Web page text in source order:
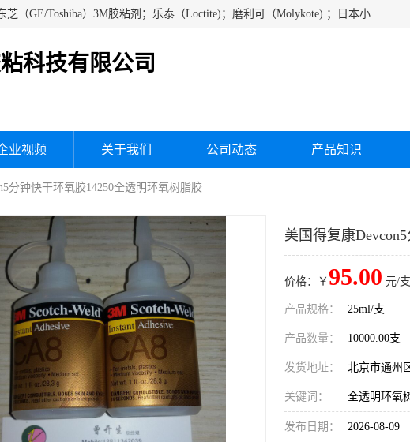
经销美国道康宁（DOW CORNING）硅胶；通用/东芝（GE/Toshiba）3M胶粘剂；乐泰（Loctite)；磨利可（Molykote) ；日本小西（KONISHI）硅胶；施敏打硬,硅胶；信越 产品；关东化成防潮披腹胶 ；三键；索尼；韩国Diabond，等各种电子电机电器进口硅胶产品、硅脂、硅油，经销美国道康宁（DOW CORNING）硅胶等
科技有限公司
业视频 关于我们 公司动态 产品知识
分钟快干环氧胶14250全透明环氧树脂胶
美国得复康
价格：￥ 95.00 元/
产品规格： 25ml/支
产品数量： 10000.00支
发货地址： 北京市通州
关键词： 全透明环氧
发布日期： 2026-08-09